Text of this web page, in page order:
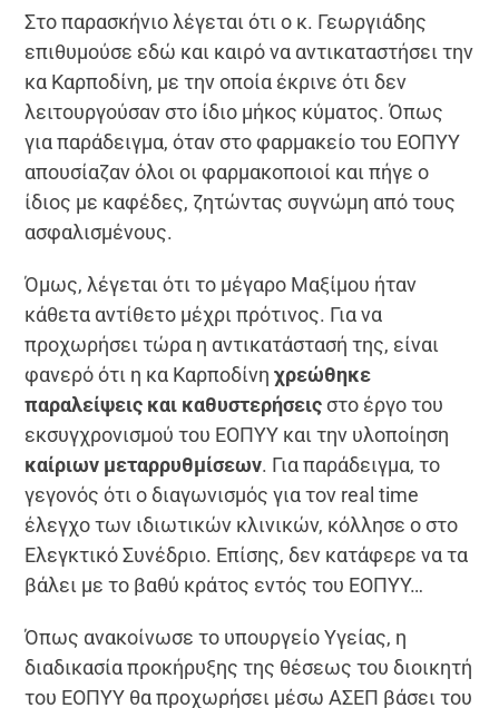
Στο παρασκήνιο λέγεται ότι ο κ. Γεωργιάδης
επιθυμούσε εδώ και καιρό να αντικαταστήσει την
κα Καρποδίνη, με την οποία έκρινε ότι δεν
λειτουργούσαν στο ίδιο μήκος κύματος. Όπως
για παράδειγμα, όταν στο φαρμακείο του ΕΟΠΥΥ
απουσίαζαν όλοι οι φαρμακοποιοί και πήγε ο
ίδιος με καφέδες, ζητώντας συγνώμη από τους
ασφαλισμένους.
Όμως, λέγεται ότι το μέγαρο Μαξίμου ήταν
κάθετα αντίθετο μέχρι πρότινος. Για να
προχωρήσει τώρα η αντικατάστασή της, είναι
φανερό ότι η κα Καρποδίνηχρεώθηκε
παραλείψεις και καθυστερήσεις στο έργο του
εκσυγχρονισμού του ΕΟΠΥΥ και την υλοποίηση
καίριων μεταρρυθμίσεων. Για παράδειγμα, το
γεγονός ότι ο διαγωνισμός για τον real time
έλεγχο των ιδιωτικών κλινικών, κόλλησε ο στο
Ελεγκτικό Συνέδριο. Επίσης, δεν κατάφερε να τα
βάλει με το βαθύ κράτος εντός του ΕΟΠΥΥ…
Όπως ανακοίνωσε το υπουργείο Υγείας, η
διαδικασία προκήρυξης της θέσεως του διοικητή
του ΕΟΠΥΥ θα προχωρήσει μέσω ΑΣΕΠ βάσει του